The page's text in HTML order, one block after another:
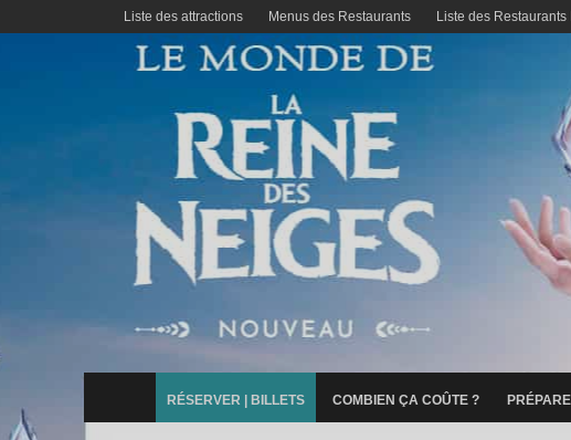
Liste des attractions Menus des Restaurants Liste des Restaurants
RÉSERVER | BILLETS COMBIEN ÇA COÛTE ?